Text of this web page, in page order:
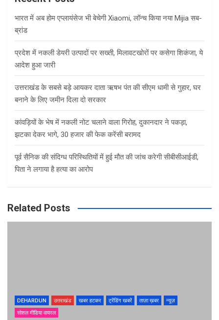
भारत में अब होम एप्लायंसेज भी बेचेगी Xiaomi, लॉन्च किया नया Mijia सब-
ब्रांड
प्रदेश में नकली डेयरी उत्पादों पर सख्ती, मिलावटखोरों पर कसेगा शिकंजा, ये
आदेश हुआ जारी
उत्तराखंड के सबसे बड़े आयकर दाता ऋषभ पंत की सीएम धामी से गुहार, घर
बनाने के लिए जमीन दिला दो सरकार
कांवड़ियों के भेष में नकली नोट चलाने वाला गिरोह, दुकानदार ने पकड़ा,
झटका देकर भागे, 30 हजार की फेक करेंसी बरामद
पूर्व सैनिक की संदिग्ध परिस्थितियों में हुई मौत की जांच करेगी सीबीसीआईडी,
पिता ने लगाया है हत्या का आरोप
Related Posts
DEHARDUN उत्तराखंड खबर हटकर ट्रेंडिंग खबरें ताज़ा ख़बर
न्यूज़
सोशल मीडिया वायरल